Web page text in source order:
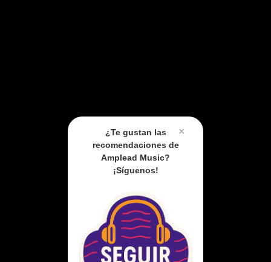
×
¿Te gustan las
recomendaciones de
Amplead Music?
¡Síguenos!